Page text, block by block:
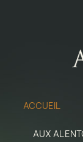
ACCUEIL
AUX